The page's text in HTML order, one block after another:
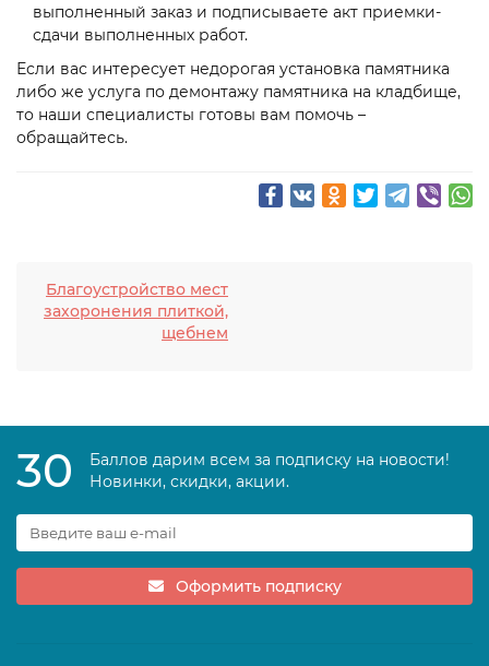
выполненный заказ и подписываете акт приемки-
сдачи выполненных работ.
Если вас интересует недорогая установка памятника
либо же услуга по демонтажу памятника на кладбище,
то наши специалисты готовы вам помочь –
обращайтесь.
Благоустройство мест
захоронения плиткой,
щебнем
30
Баллов дарим всем за подписку на новости!
Новинки, скидки, акции.
Оформить подписку